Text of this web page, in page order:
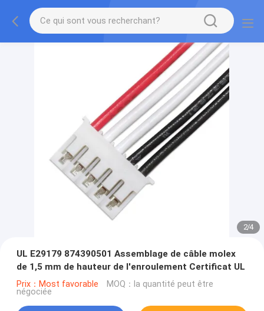
2/4
UL E29179 874390501 Assemblage de câble molex
de 1,5 mm de hauteur de l'enroulement Certificat UL
Prix：Most favorable MOQ：la quantité peut être
négociée